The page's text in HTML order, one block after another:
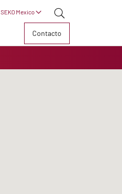
Contacto
SEKO Mexico